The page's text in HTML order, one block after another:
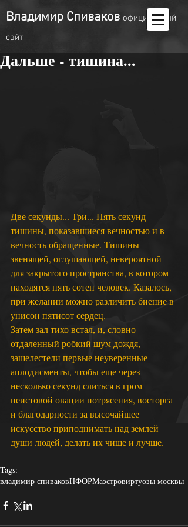
Владимир Спиваков oфициальный
сайт
Дальше - тишина...
Две секунды... Три... Пять секунд
тишины, показавшиеся вечностью и в
вечность обращенные. Тишины
звенящей, оглушающей, невероятной
для закрытого пространства, в котором
находятся пять сотен человек. Казалось,
при желании можно различить биение в
унисон пятисот сердец.
Затем зал тихо встал, и, словно
отдаленный робкий шум дождя,
зашелестели первые неуверенные
аплодисменты, чтобы еще через
несколько секунд слиться в гром
неистовой овации потрясения, восторга
и благодарности за высочайшее
искусство приподнимать над землей
души людей, делать их чище и лучше.
Tags:
владимир спиваковНФОРМаэстровиртуозы москвы